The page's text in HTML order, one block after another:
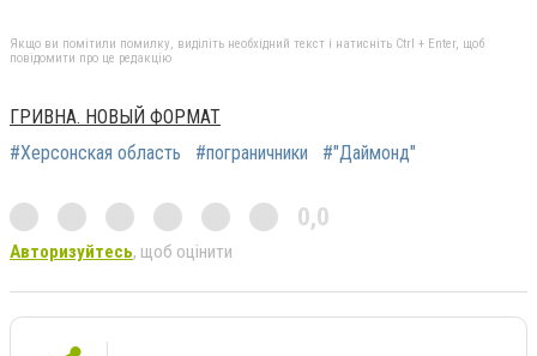
Якщо ви помітили помилку, виділіть необхідний текст і натисніть Ctrl + Enter, щоб
повідомити про це редакцію
ГРИВНА. НОВЫЙ ФОРМАТ
#Херсонская область
#пограничники #"Даймонд"
0,0
Авторизуйтесь, щоб оцінити